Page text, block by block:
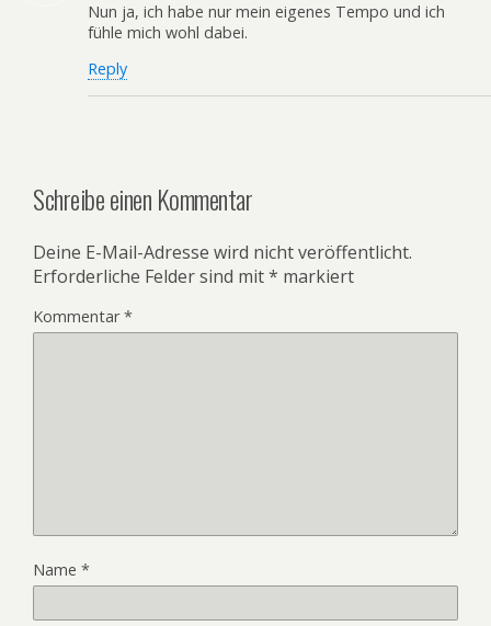
Nun ja, ich habe nur mein eigenes Tempo und ich
fühle mich wohl dabei.
Reply
Schreibe einen Kommentar
Deine E-Mail-Adresse wird nicht veröffentlicht.
Erforderliche Felder sind mit* markiert
Kommentar*
Name *